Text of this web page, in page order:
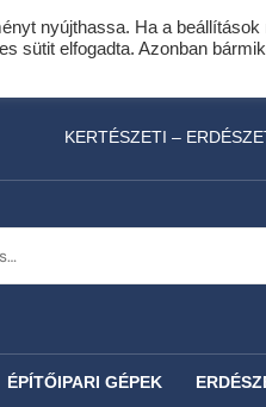
expressz online
láncfűrészhez
KERTÉSZETI –
ÉPÍTŐIPARI GÉPEK
nyújthassa. Ha a
sütit elfogadta. Azonban